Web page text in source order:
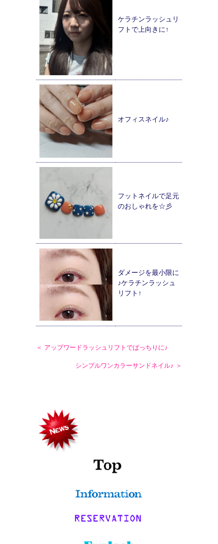
ケラチンラッシュリ
フトで上向きに↑
オフィスネイル♪
フットネイルで足元
のおしゃれを☆彡
ダメージを最小限に
♪ケラチンラッシュ
リフト↑
＜ アップワードラッシュリフトでぱっちりに♪
シンプルワンカラーサンドネイル♪ ＞